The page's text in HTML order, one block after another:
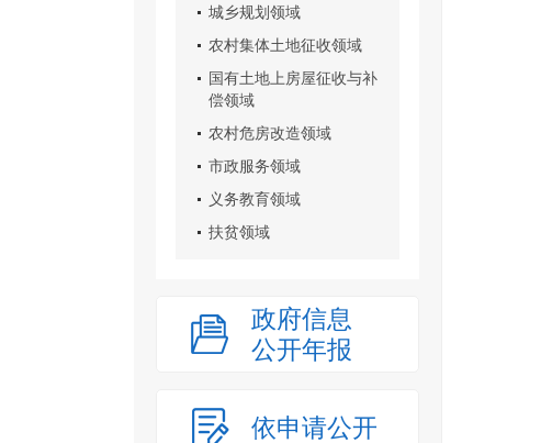
城乡规划领域
农村集体土地征收领域
国有土地上房屋征收与补
偿领域
农村危房改造领域
市政服务领域
义务教育领域
扶贫领域
政府信息
公开年报
依申请公开